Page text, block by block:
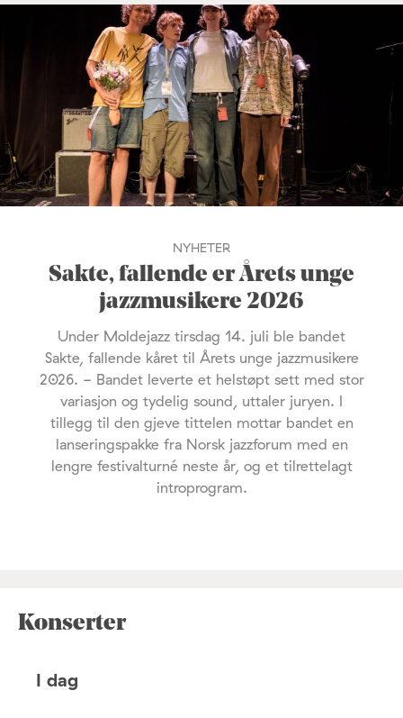
NYHETER
Sakte, fallende er Årets unge
jazzmusikere 2026
Under Moldejazz tirsdag 14. juli ble bandet
Sakte, fallende kåret til Årets unge jazzmusikere
2026. - Bandet leverte et helstøpt sett med stor
variasjon og tydelig sound, uttaler juryen. I
tillegg til den gjeve tittelen mottar bandet en
lanseringspakke fra Norsk jazzforum med en
lengre festivalturné neste år, og et tilrettelagt
introprogram.
Konserter
I dag